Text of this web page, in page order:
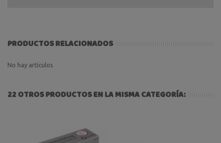
PRODUCTOS RELACIONADOS
No hay artículos
22 OTROS PRODUCTOS EN LA MISMA CATEGORÍA: